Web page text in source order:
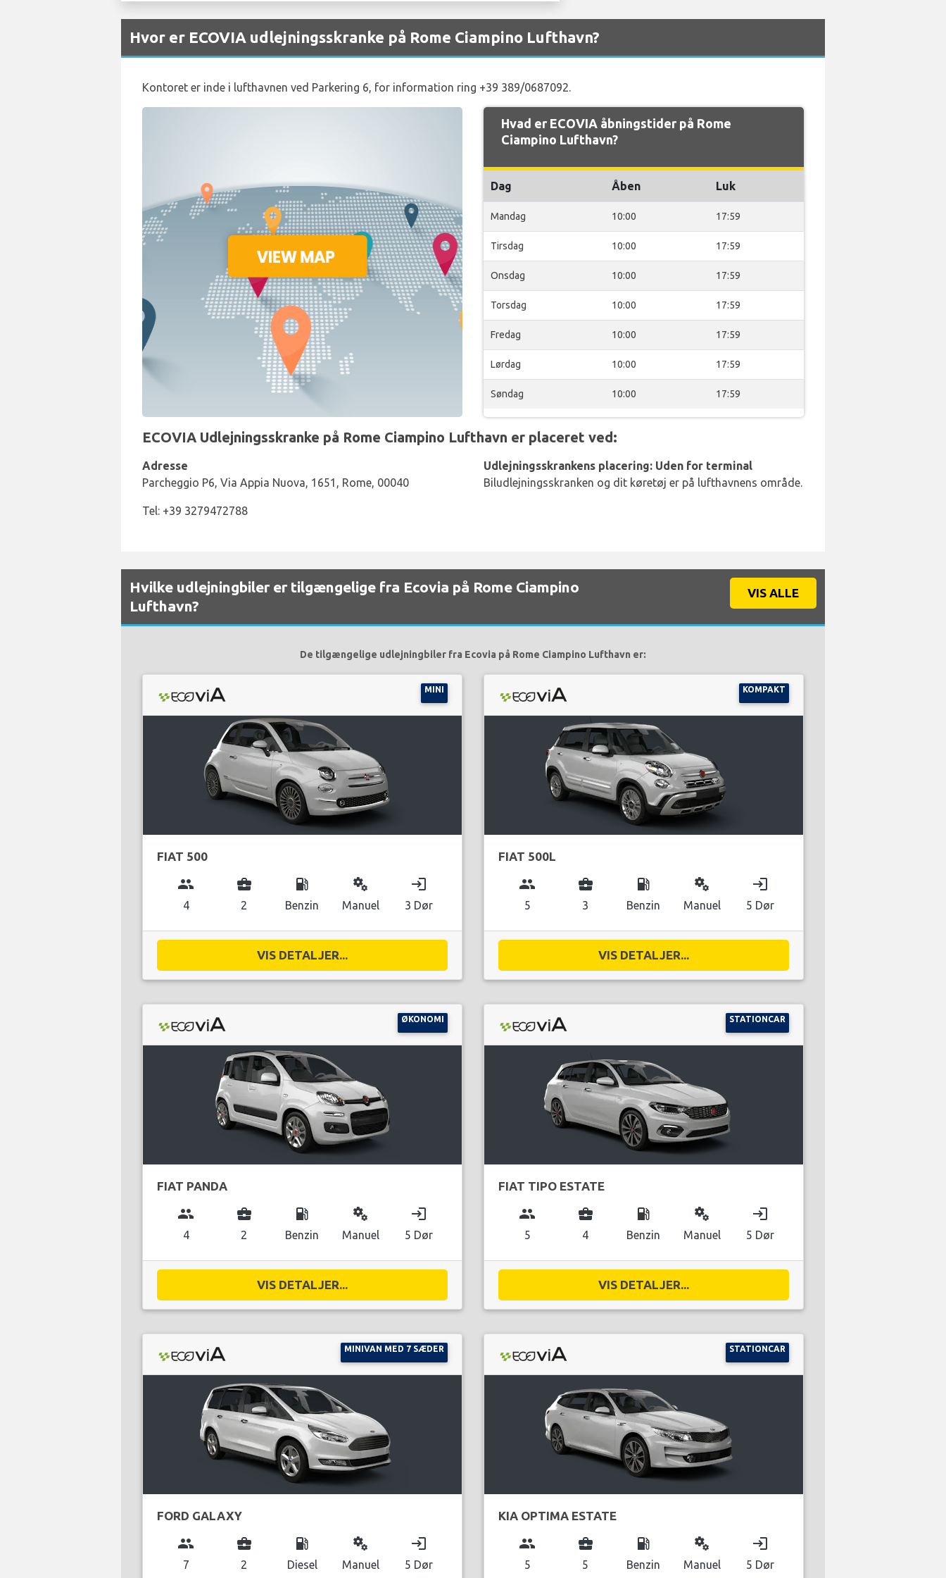
Hvor er ECOVIA udlejningsskranke på Rome Ciampino Lufthavn?
Kontoret er inde i lufthavnen ved Parkering 6, for information ring +39 389/0687092.
Hvad er ECOVIA åbningstider på Rome
Ciampino Lufthavn?
Dag Åben Luk
Mandag 10:00 17:59
Tirsdag 10:00 17:59
Onsdag 10:00 17:59
Torsdag 10:00 17:59
Fredag 10:00 17:59
Lørdag 10:00 17:59
Søndag 10:00 17:59
ECOVIA Udlejningsskranke på Rome Ciampino Lufthavn er placeret ved:
Adresse
Parcheggio P6, Via Appia Nuova, 1651, Rome, 00040
Tel: +39 3279472788
Udlejningsskrankens placering: Uden for terminal
Biludlejningsskranken og dit køretøj er på lufthavnens område.
Hvilke udlejningbiler er tilgængelige fra Ecovia på Rome Ciampino
Lufthavn?
VIS ALLE
De tilgængelige udlejningbiler fra Ecovia på Rome Ciampino Lufthavn er:
MINI
FIAT 500
group
4
business_center
2
local_gas_station
Benzin
miscellaneous_services
Manuel
login
3 Dør
VIS DETALJER...
KOMPAKT
FIAT 500L
group
5
business_center
3
local_gas_station
Benzin
miscellaneous_services
Manuel
login
5 Dør
VIS DETALJER...
ØKONOMI
FIAT PANDA
group
4
business_center
2
local_gas_station
Benzin
miscellaneous_services
Manuel
login
5 Dør
VIS DETALJER...
STATIONCAR
FIAT TIPO ESTATE
group
5
business_center
4
local_gas_station
Benzin
miscellaneous_services
Manuel
login
5 Dør
VIS DETALJER...
MINIVAN MED 7 SÆDER
FORD GALAXY
group
7
business_center
2
local_gas_station
Diesel
miscellaneous_services
Manuel
login
5 Dør
STATIONCAR
KIA OPTIMA ESTATE
group
5
business_center
5
local_gas_station
Benzin
miscellaneous_services
Manuel
login
5 Dør